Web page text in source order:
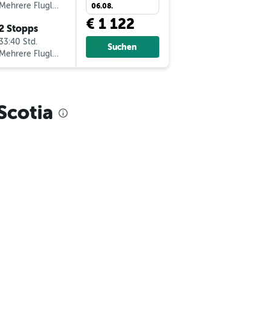
Mehrere Fluglinien
Stopps
Std.
Mehrere Fluglinien
06.08.
€ 1 122
Suchen